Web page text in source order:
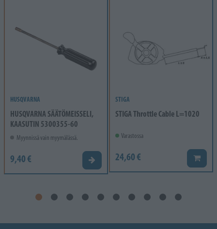
HUSQVARNA
HUSQVARNA SÄÄTÖMEISSELI,
KAASUTIN 5300355-60
Myynnissä vain myymälässä.
9,40 € Valitse vaihtoehto
STIGA
STIGA Throttle Cable L=1020
Varastossa
24,60 € Lisää